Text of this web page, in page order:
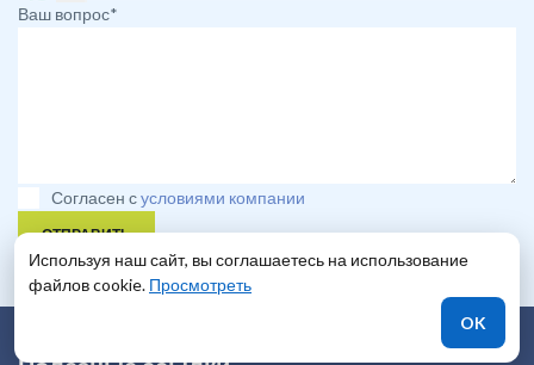
Ваш вопрос*
Согласен сусловиями компании
ОТПРАВИТЬ
Используя наш сайт, вы соглашаетесь на использование
файлов cookie. Просмотреть
OK